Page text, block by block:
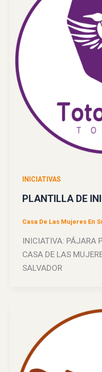
INICIATIVAS
PLANTILLA DE
Casa De Las Mujeres En
INICIATIVA: PÁJARA
CASA DE LAS
SALVADOR